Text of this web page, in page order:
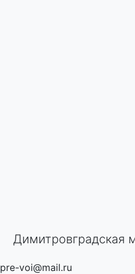
Димитровградская
voi@mail.ru